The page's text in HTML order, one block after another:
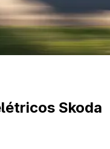
Skoda